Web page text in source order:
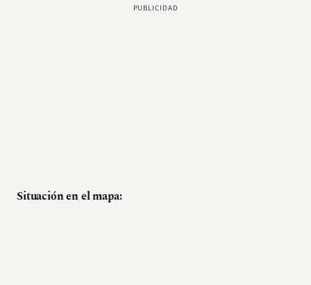
PUBLICIDAD
Situación en el mapa: